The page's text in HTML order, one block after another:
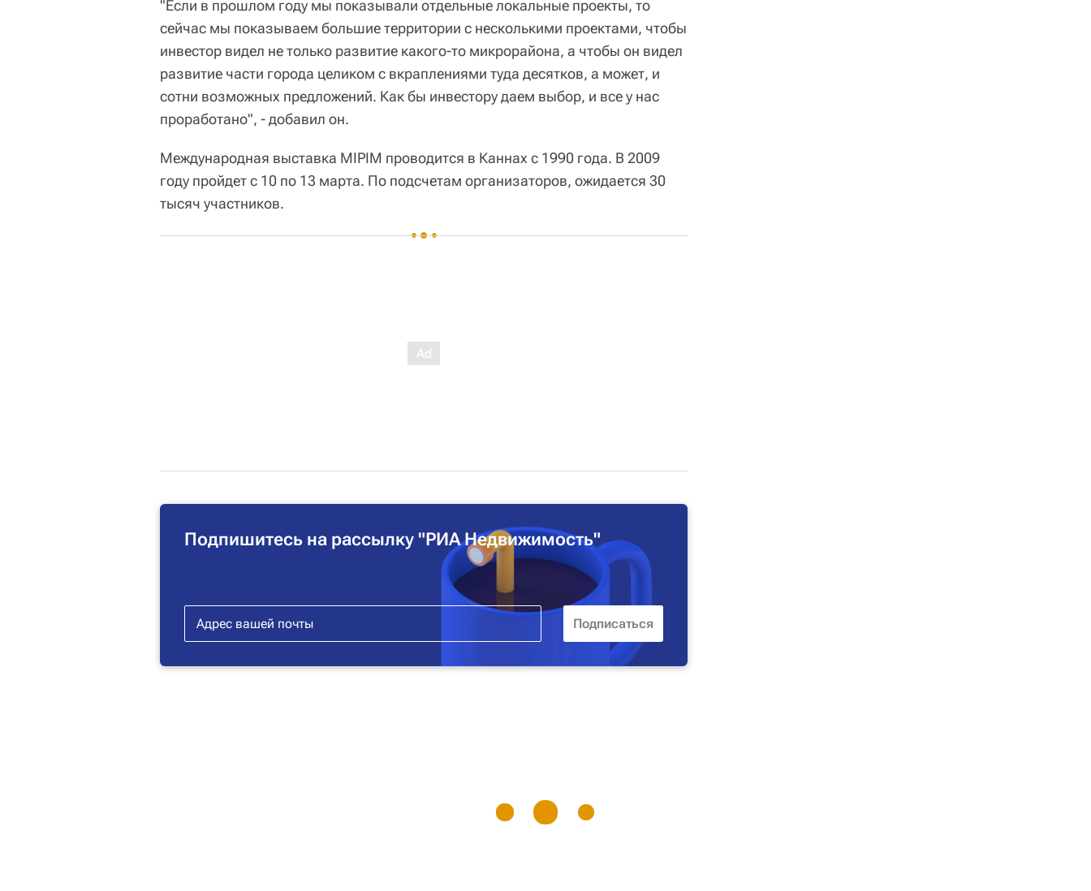
"Если в прошлом году мы показывали отдельные локальные проекты, то
сейчас мы показываем большие территории с несколькими проектами, чтобы
инвестор видел не только развитие какого-то микрорайона, а чтобы он видел
развитие части города целиком с вкраплениями туда десятков, а может, и
сотни возможных предложений. Как бы инвестору даем выбор, и все у нас
проработано", - добавил он.
Международная выставка MIPIM проводится в Каннах с 1990 года. В 2009
году пройдет с 10 по 13 марта. По подсчетам организаторов, ожидается 30
тысяч участников.
Подпишитесь на рассылку "РИА Недвижимость"